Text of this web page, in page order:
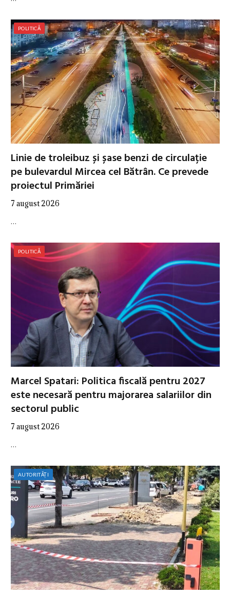
POLITICĂ
Linie de troleibuz și șase benzi de circulație
pe bulevardul Mircea cel Bătrân. Ce prevede
proiectul Primăriei
7 august 2026
…
POLITICĂ
Marcel Spatari: Politica fiscală pentru 2027
este necesară pentru majorarea salariilor din
sectorul public
7 august 2026
…
AUTORITĂȚI